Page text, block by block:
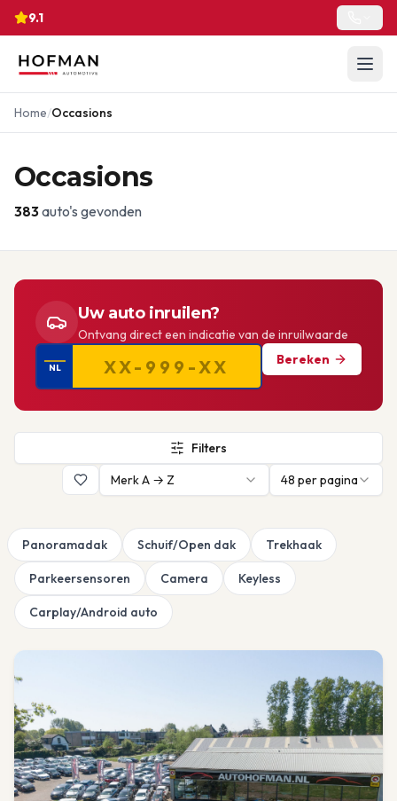
9.1
Home/Occasions
Occasions
383auto's gevonden
Uw auto inruilen?
Ontvang direct een indicatie van de inruilwaarde
NL
Bereken
Filters
Merk A → Z
48 per pagina
Panoramadak Schuif/Open dak Trekhaak
Parkeersensoren Camera Keyless
Carplay/Android auto